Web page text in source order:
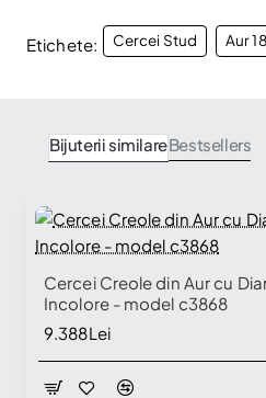
Etichete: Cercei Stud Aur
Bijuterii similareBestsellers
Cercei Creole din Aur cu
Incolore - model c3868
9.388Lei